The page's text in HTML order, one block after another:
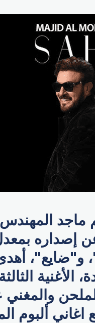
ماجد
إصداره
و"ضايع"،
الأغنية
والمغني
اغاني ألبوم